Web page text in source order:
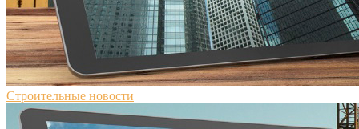
Строительные новости